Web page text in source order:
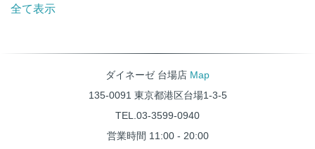
全て表示
ダイネーゼ 台場店 Map
135-0091 東京都港区台場1-3-5
TEL.03-3599-0940
営業時間 11:00 - 20:00